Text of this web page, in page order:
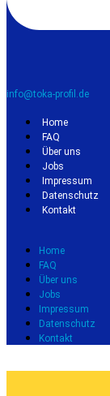
info@toka-profil.de
Home
FAQ
Über uns
Jobs
Impressum
Datenschutz
Kontakt
Home
FAQ
Über uns
Jobs
Impressum
Datenschutz
Kontakt